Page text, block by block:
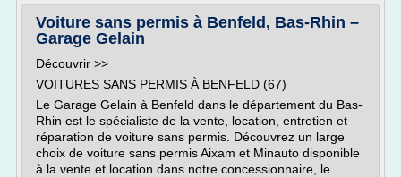
Voiture sans permis à Benfeld, Bas-Rhin –
Garage Gelain
Découvrir >>
VOITURES SANS PERMIS À BENFELD (67)
Le Garage Gelain à Benfeld dans le département du Bas-
Rhin est le spécialiste de la vente, location, entretien et
réparation de voiture sans permis. Découvrez un large
choix de voiture sans permis Aixam et Minauto disponible
à la vente et location dans notre concessionnaire, le